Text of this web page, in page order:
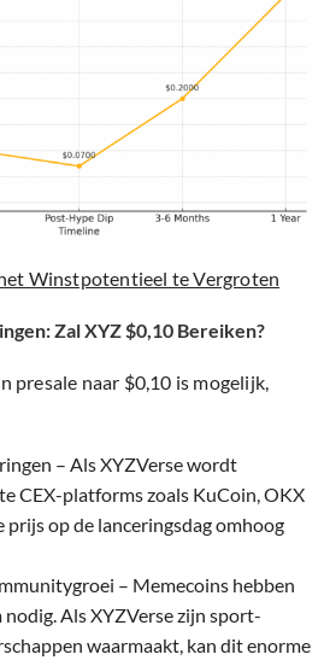
Winstpotentieel te Vergroten
Zal XYZ $0,10 Bereiken?
presale naar $0,10 is mogelijk,
– Als XYZVerse wordt
CEX-platforms zoals KuCoin, OKX
prijs op de lanceringsdag omhoog
– Memecoins hebben
Als XYZVerse zijn sport-
waarmaakt, kan dit enorme